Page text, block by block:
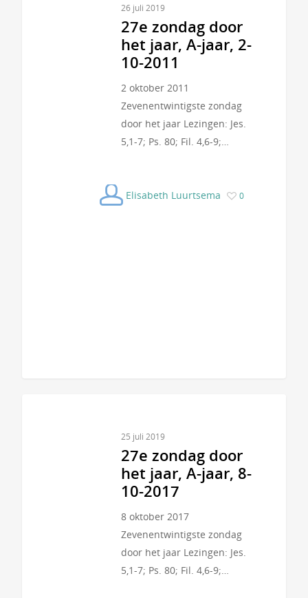
26 juli 2019
27e zondag door
het jaar, A-jaar, 2-
10-2011
2 oktober 2011
Zevenentwintigste zondag
door het jaar Lezingen: Jes.
5,1-7; Ps. 80; Fil. 4,6-9;…
Elisabeth Luurtsema 0
25 juli 2019
27e zondag door
het jaar, A-jaar, 8-
10-2017
8 oktober 2017
Zevenentwintigste zondag
door het jaar Lezingen: Jes.
5,1-7; Ps. 80; Fil. 4,6-9;…